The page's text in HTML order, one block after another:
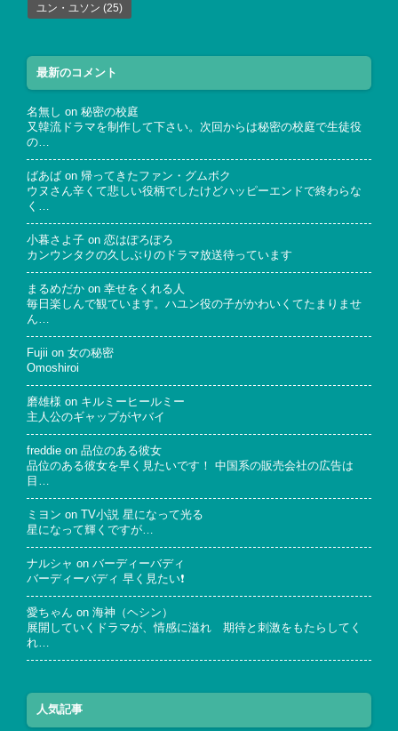
ユン・ユソン (25)
最新のコメント
名無し on 秘密の校庭
又韓流ドラマを制作して下さい。次回からは秘密の校庭で生徒役
の…
ばあば on 帰ってきたファン・グムボク
ウヌさん辛くて悲しい役柄でしたけどハッピーエンドで終わらな
く…
小暮さよ子 on 恋はぽろぽろ
カンウンタクの久しぶりのドラマ放送待っています
まるめだか on 幸せをくれる人
毎日楽しんで観ています。ハユン役の子がかわいくてたまりませ
ん…
Fujii on 女の秘密
Omoshiroi
磨雄様 on キルミーヒールミー
主人公のギャップがヤバイ
freddie on 品位のある彼女
品位のある彼女を早く見たいです！ 中国系の販売会社の広告は
目…
ミヨン on TV小説 星になって光る
星になって輝くですが…
ナルシャ on バーディーバディ
バーディーバディ 早く見たい❗
愛ちゃん on 海神（ヘシン）
展開していくドラマが、情感に溢れ 期待と刺激をもたらしてく
れ…
人気記事